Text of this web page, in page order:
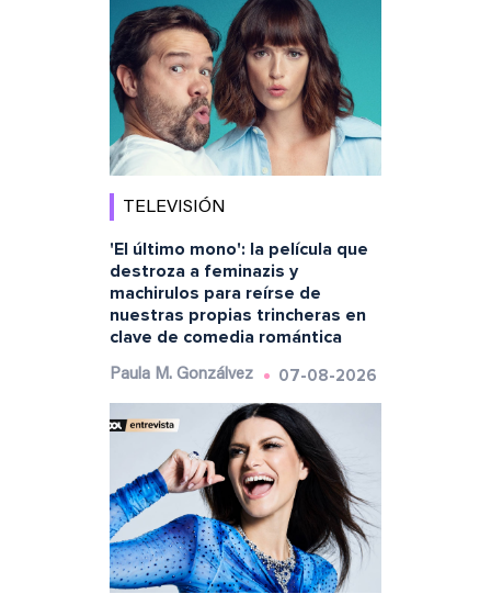
TELEVISIÓN
'El último mono': la película que
destroza a feminazis y
machirulos para reírse de
nuestras propias trincheras en
clave de comedia romántica
Paula M. Gonzálvez 07-08-2026